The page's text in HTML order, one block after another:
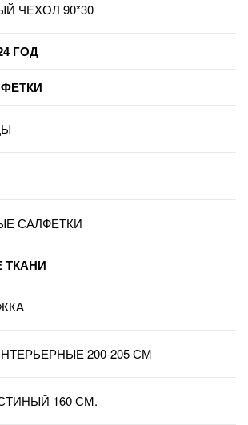
ЧЕХОЛ 90*30
ГОД
САЛФЕТКИ
200-205 СМ
160 СМ.